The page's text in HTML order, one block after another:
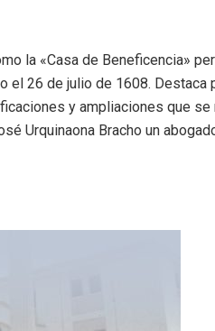
la «Casa de Beneficencia»
el 26 de julio de 1608. Destaca
y ampliaciones que se
Urquinaona Bracho un